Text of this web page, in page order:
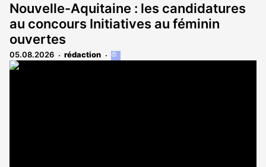
Nouvelle-Aquitaine : les candidatures
au concours Initiatives au féminin
ouvertes
05.08.2026 rédaction
Cet